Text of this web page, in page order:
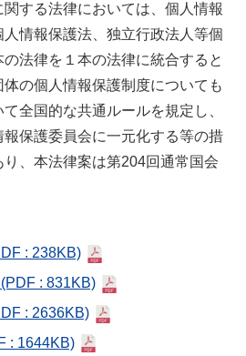
する法律においては、個人情報
情報保護法、独立行政法人等個
の法律を１本の法律に統合すると
の個人情報保護制度についても
全国的な共通ルールを規定し、
保護委員会に一元化する等の措
、本法律案は第204回通常国会
: 238KB)
(PDF : 831KB)
: 2636KB)
: 1644KB)